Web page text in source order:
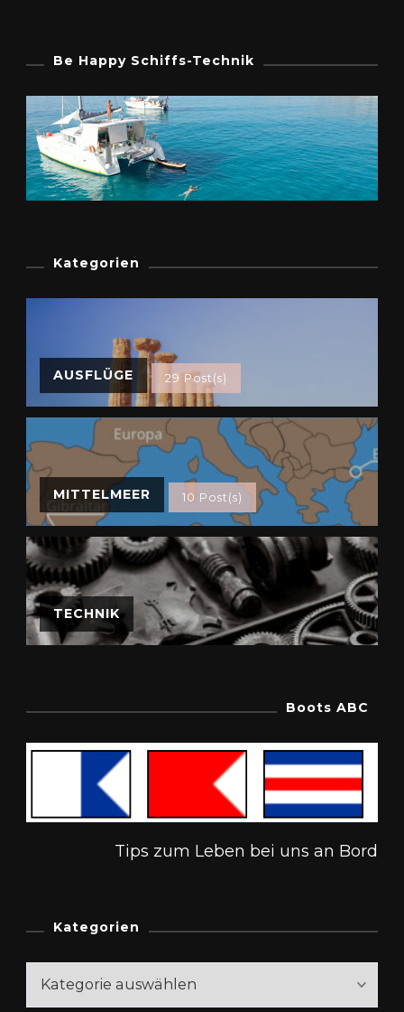
Be Happy Schiffs-Technik
Kategorien
AUSFLÜGE 29 Post(s)
MITTELMEER 10 Post(s)
TECHNIK
Boots ABC
Tips zum Leben bei uns an Bord
Kategorien
Kategorien